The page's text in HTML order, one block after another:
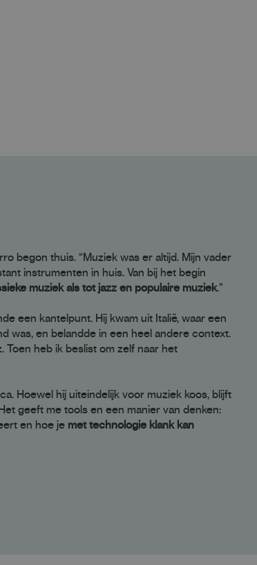
begon thuis. “Muziek was er altijd. Mijn vader
instrumenten in huis. Van bij het begin
muziek als tot jazz en populaire muziek.”
een kantelpunt. Hij kwam uit Italië, waar een
was, en belandde in een heel andere context.
Toen heb ik beslist om zelf naar het
Hoewel hij uiteindelijk voor muziek koos, blijft
geeft me tools en een manier van denken:
en hoe je met technologie klank kan